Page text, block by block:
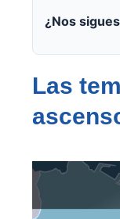
¿Nos
Las